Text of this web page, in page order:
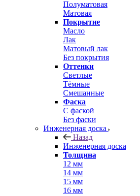
Полуматовая
Матовая
Покрытие
Масло
Лак
Матовый лак
Без покрытия
Оттенки
Светлые
Тёмные
Смешанные
Фаска
С фаской
Без фаски
Инженерная доска
Назад
Инженерная доска
Толщина
12 мм
14 мм
15 мм
16 мм